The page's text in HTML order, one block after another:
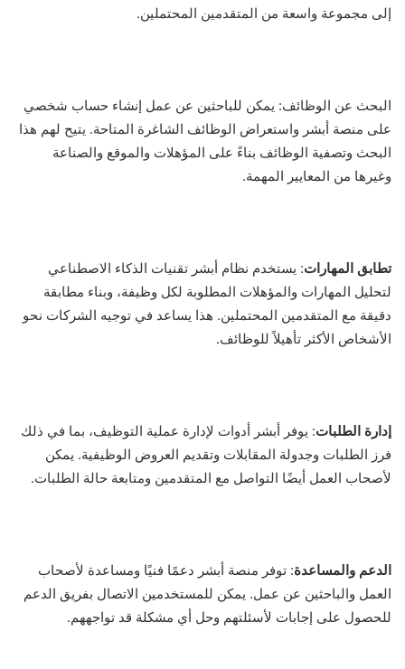
إلى مجموعة واسعة من المتقدمين المحتملين.
البحث عن الوظائف: يمكن للباحثين عن عمل إنشاء حساب شخصي
على منصة أبشر واستعراض الوظائف الشاغرة المتاحة. يتيح لهم هذا
البحث وتصفية الوظائف بناءً على المؤهلات والموقع والصناعة
وغيرها من المعايير المهمة.
تطابق المهارات: يستخدم نظام أبشر تقنيات الذكاء الاصطناعي
لتحليل المهارات والمؤهلات المطلوبة لكل وظيفة، وبناء مطابقة
دقيقة مع المتقدمين المحتملين. هذا يساعد في توجيه الشركات نحو
الأشخاص الأكثر تأهيلاً للوظائف.
إدارة الطلبات: يوفر أبشر أدوات لإدارة عملية التوظيف، بما في ذلك
فرز الطلبات وجدولة المقابلات وتقديم العروض الوظيفية. يمكن
لأصحاب العمل أيضًا التواصل مع المتقدمين ومتابعة حالة الطلبات.
الدعم والمساعدة: توفر منصة أبشر دعمًا فنيًا ومساعدة لأصحاب
العمل والباحثين عن عمل. يمكن للمستخدمين الاتصال بفريق الدعم
للحصول على إجابات لأسئلتهم وحل أي مشكلة قد تواجههم.